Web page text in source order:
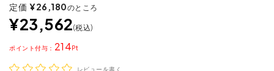
定価 ¥26,180のところ
¥23,562 税込
214
ポイント
レビューを書く